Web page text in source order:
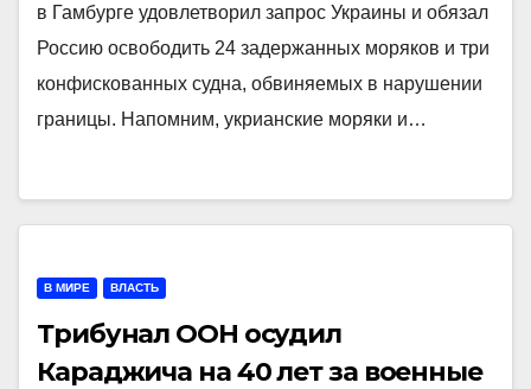
в Гамбурге удовлетворил запрос Украины и обязал
Россию освободить 24 задержанных моряков и три
конфискованных судна, обвиняемых в нарушении
границы. Напомним, укрианские моряки и…
В МИРЕ ВЛАСТЬ
Трибунал ООН осудил
Караджича на 40 лет за военные